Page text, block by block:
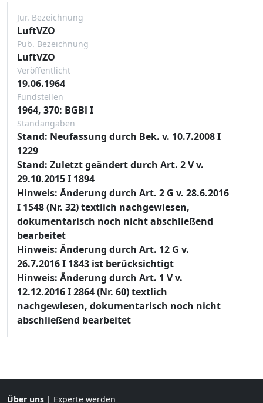
Jur. Bezeichnung
LuftVZO
Pub. Bezeichnung
LuftVZO
Veröffentlicht
19.06.1964
Fundstellen
1964, 370: BGBl I
Standangaben
Stand: Neufassung durch Bek. v. 10.7.2008 I
1229
Stand: Zuletzt geändert durch Art. 2 V v.
29.10.2015 I 1894
Hinweis: Änderung durch Art. 2 G v. 28.6.2016
I 1548 (Nr. 32) textlich nachgewiesen,
dokumentarisch noch nicht abschließend
bearbeitet
Hinweis: Änderung durch Art. 12 G v.
26.7.2016 I 1843 ist berücksichtigt
Hinweis: Änderung durch Art. 1 V v.
12.12.2016 I 2864 (Nr. 60) textlich
nachgewiesen, dokumentarisch noch nicht
abschließend bearbeitet
Über uns | Experte werden